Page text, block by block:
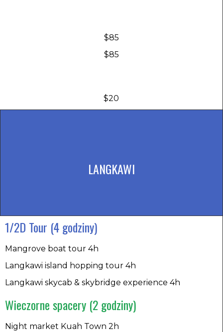
$85
$85
$20
LANGKAWI
1/2D Tour (4 godziny) ​
Mangrove boat tour 4h
Langkawi island hopping tour 4h
Langkawi skycab & skybridge experience 4h
Wieczorne spacery (2 godziny) ​
Night market Kuah Town 2h